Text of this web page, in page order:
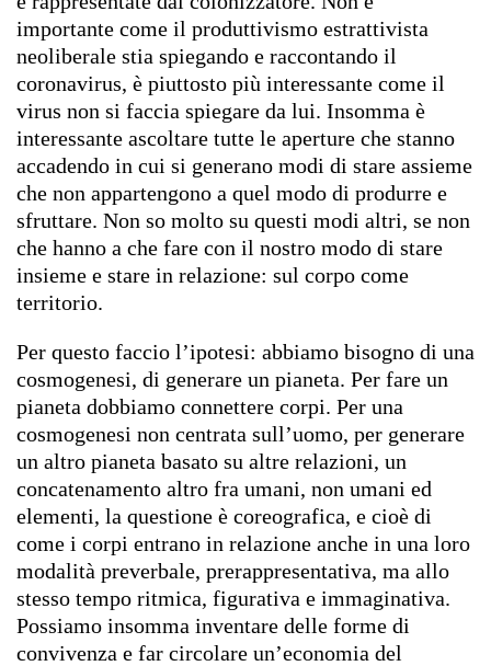
importante come il produttivismo estrattivista
neoliberale stia spiegando e raccontando il
coronavirus, è piuttosto più interessante come il
virus non si faccia spiegare da lui. Insomma è
interessante ascoltare tutte le aperture che stanno
accadendo in cui si generano modi di stare assieme
che non appartengono a quel modo di produrre e
sfruttare. Non so molto su questi modi altri, se non
che hanno a che fare con il nostro modo di stare
insieme e stare in relazione: sul corpo come
territorio.
Per questo faccio l’ipotesi: abbiamo bisogno di una
cosmogenesi, di generare un pianeta. Per fare un
pianeta dobbiamo connettere corpi. Per una
cosmogenesi non centrata sull’uomo, per generare
un altro pianeta basato su altre relazioni, un
concatenamento altro fra umani, non umani ed
elementi, la questione è coreografica, e cioè di
come i corpi entrano in relazione anche in una loro
modalità preverbale, prerappresentativa, ma allo
stesso tempo ritmica, figurativa e immaginativa.
Possiamo insomma inventare delle forme di
convivenza e far circolare un’economia del